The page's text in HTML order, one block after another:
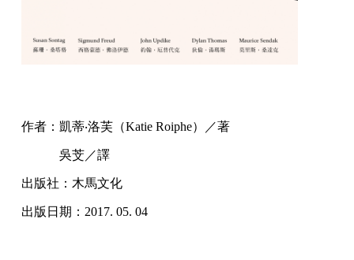
作者：凱蒂‧洛芙（Katie Roiphe）／著
吳芠／譯
出版社：木馬文化
出版日期：2017. 05. 04